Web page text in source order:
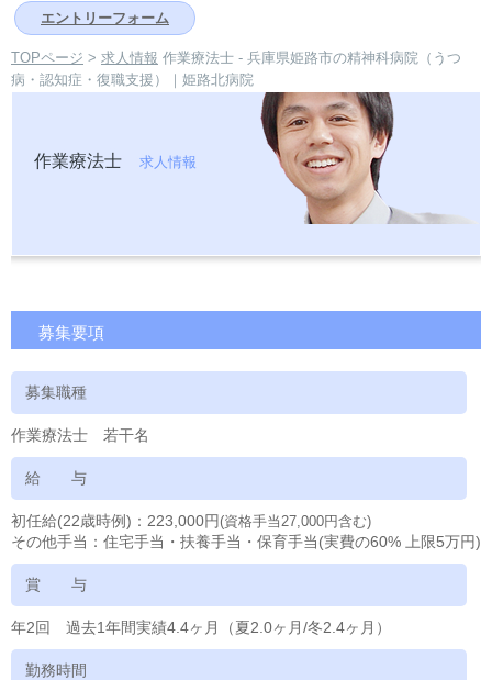
エントリーフォーム
TOPページ > 求人情報 作業療法士 - 兵庫県姫路市の精神科病院（うつ
病・認知症・復職支援）｜姫路北病院
作業療法士 求人情報
募集要項
募集職種
作業療法士 若干名
給 与
初任給(22歳時例)：223,000円(資格手当27,000円含む)
その他手当：住宅手当・扶養手当・保育手当(実費の60% 上限5万円)
賞 与
年2回 過去1年間実績4.4ヶ月（夏2.0ヶ月/冬2.4ヶ月）
勤務時間